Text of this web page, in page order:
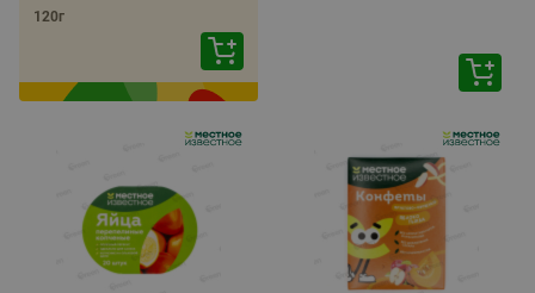
120г